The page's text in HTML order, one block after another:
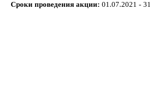
Сроки проведения акции: 01.07.2021 -